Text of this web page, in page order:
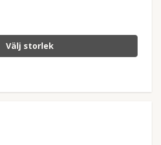
Välj storlek